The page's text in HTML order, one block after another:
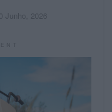
10 Junho, 2026